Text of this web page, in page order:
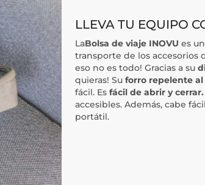
LLEVA TU EQUIPO
LaBolsa de viaje INOVU es
transporte de los accesorios
eso no es todo! Gracias a su
quieras! Su forro repelente al
fácil. Es fácil de abrir y cerrar.
accesibles. Además, cabe
portátil.